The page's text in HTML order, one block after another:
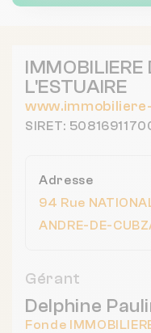
IMMOBILIERE
L'ESTUAIRE
SIRET:
Adresse
94 Rue
ANDRE-DE-
Gérant
Delphine
Fonde